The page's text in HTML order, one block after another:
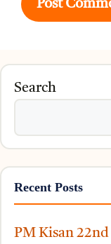
Search
Recent Posts
PM Kisan 22nd